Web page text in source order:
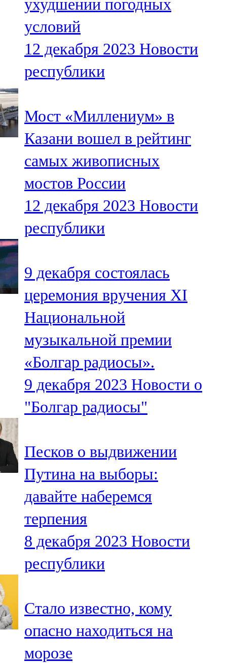
ухудшении погодных
условий
12 декабря 2023 Новости
республики
Мост «Миллениум» в
Казани вошел в рейтинг
самых живописных
мостов России
12 декабря 2023 Новости
республики
9 декабря состоялась
церемония вручения XI
Национальной
музыкальной премии
«Болгар радиосы».
9 декабря 2023 Новости о
"Болгар радиосы"
Песков о выдвижении
Путина на выборы:
давайте наберемся
терпения
8 декабря 2023 Новости
республики
Стало известно, кому
опасно находиться на
морозе